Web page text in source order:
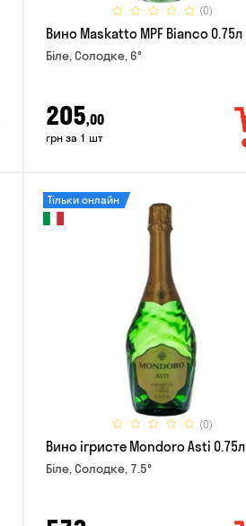
(0)
Вино Maskatto MPF Bianco 0.75л
Біле, Солодке, 6°
205,00
грн за 1 шт
(0)
Тільки онлайн
Вино ігристе Mondoro Asti 0.75л
Біле, Солодке, 7.5°